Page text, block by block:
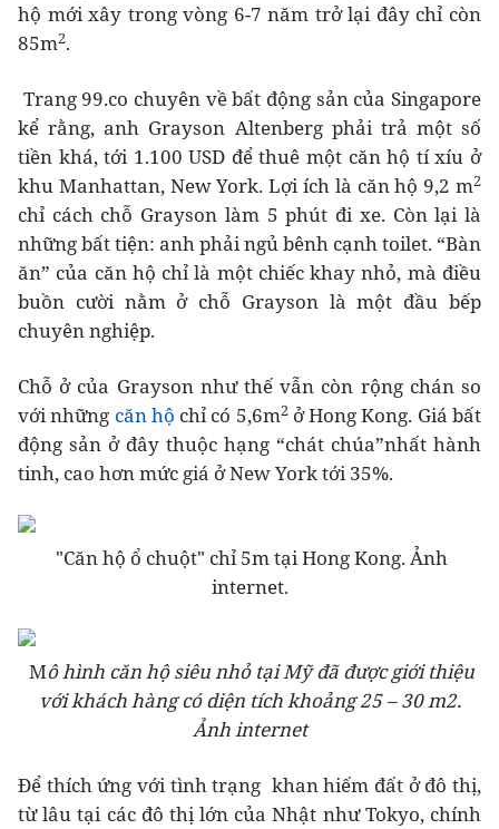
hộ mới xây trong vòng 6-7 năm trở lại đây chỉ còn
85m2.
Trang 99.co chuyên về bất động sản của Singapore
kể rằng, anh Grayson Altenberg phải trả một số
tiền khá, tới 1.100 USD để thuê một căn hộ tí xíu ở
khu Manhattan, New York. Lợi ích là căn hộ 9,2 m2
chỉ cách chỗ Grayson làm 5 phút đi xe. Còn lại là
những bất tiện: anh phải ngủ bênh cạnh toilet. “Bàn
ăn” của căn hộ chỉ là một chiếc khay nhỏ, mà điều
buồn cười nằm ở chỗ Grayson là một đầu bếp
chuyên nghiệp.
Chỗ ở của Grayson như thế vẫn còn rộng chán so
với những căn hộ chỉ có 5,6m2ở Hong Kong. Giá bất
động sản ở đây thuộc hạng “chát chúa”nhất hành
tinh, cao hơn mức giá ở New York tới 35%.
"Căn hộ ổ chuột" chỉ 5m tại Hong Kong. Ảnh
internet.
Mô hình căn hộ siêu nhỏ tại Mỹ đã được giới thiệu
với khách hàng có diện tích khoảng 25 – 30 m2.
Ảnh internet
Để thích ứng với tình trạng khan hiếm đất ở đô thị,
từ lâu tại các đô thị lớn của Nhật như Tokyo, chính